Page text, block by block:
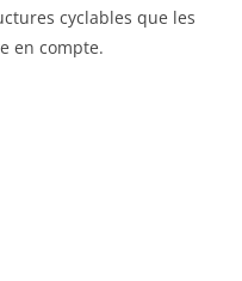
cyclables que les
en compte.